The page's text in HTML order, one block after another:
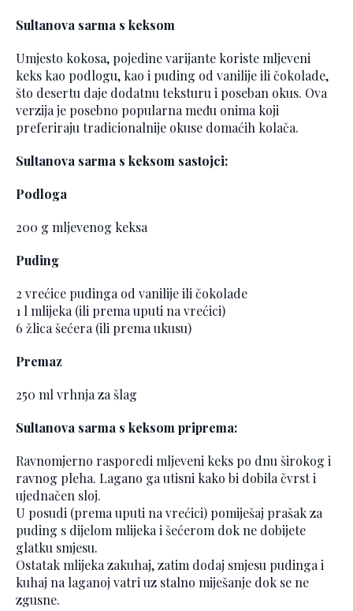
Sultanova sarma s keksom
Umjesto kokosa, pojedine varijante koriste mljeveni
keks kao podlogu, kao i puding od vanilije ili čokolade,
što desertu daje dodatnu teksturu i poseban okus. Ova
verzija je posebno popularna među onima koji
preferiraju tradicionalnije okuse domaćih kolača.
Sultanova sarma s keksom sastojci:
Podloga
200 g mljevenog keksa
Puding
2 vrećice pudinga od vanilije ili čokolade
1 l mlijeka (ili prema uputi na vrećici)
6 žlica šećera (ili prema ukusu)
Premaz
250 ml vrhnja za šlag
Sultanova sarma s keksom priprema:
Ravnomjerno rasporedi mljeveni keks po dnu širokog i
ravnog pleha. Lagano ga utisni kako bi dobila čvrst i
ujednačen sloj.
U posudi (prema uputi na vrećici) pomiješaj prašak za
puding s dijelom mlijeka i šećerom dok ne dobijete
glatku smjesu.
Ostatak mlijeka zakuhaj, zatim dodaj smjesu pudinga i
kuhaj na laganoj vatri uz stalno miješanje dok se ne
zgusne.